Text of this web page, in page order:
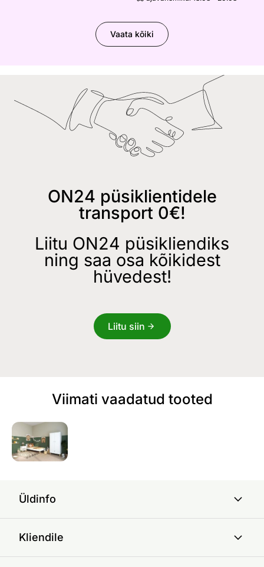
Vaata kõiki
ON24 püsiklientidele
transport 0€!
Liitu ON24 püsikliendiks
ning saa osa kõikidest
hüvedest!
Liitu siin
Viimati vaadatud tooted
Üldinfo
Kliendile